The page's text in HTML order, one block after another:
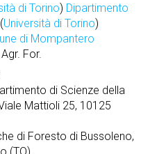
di Torino) Dipartimento
(Università di Torino)
di Mompantero
For.
di Scienze della
Mattioli 25, 10125
di Foresto di Bussoleno,